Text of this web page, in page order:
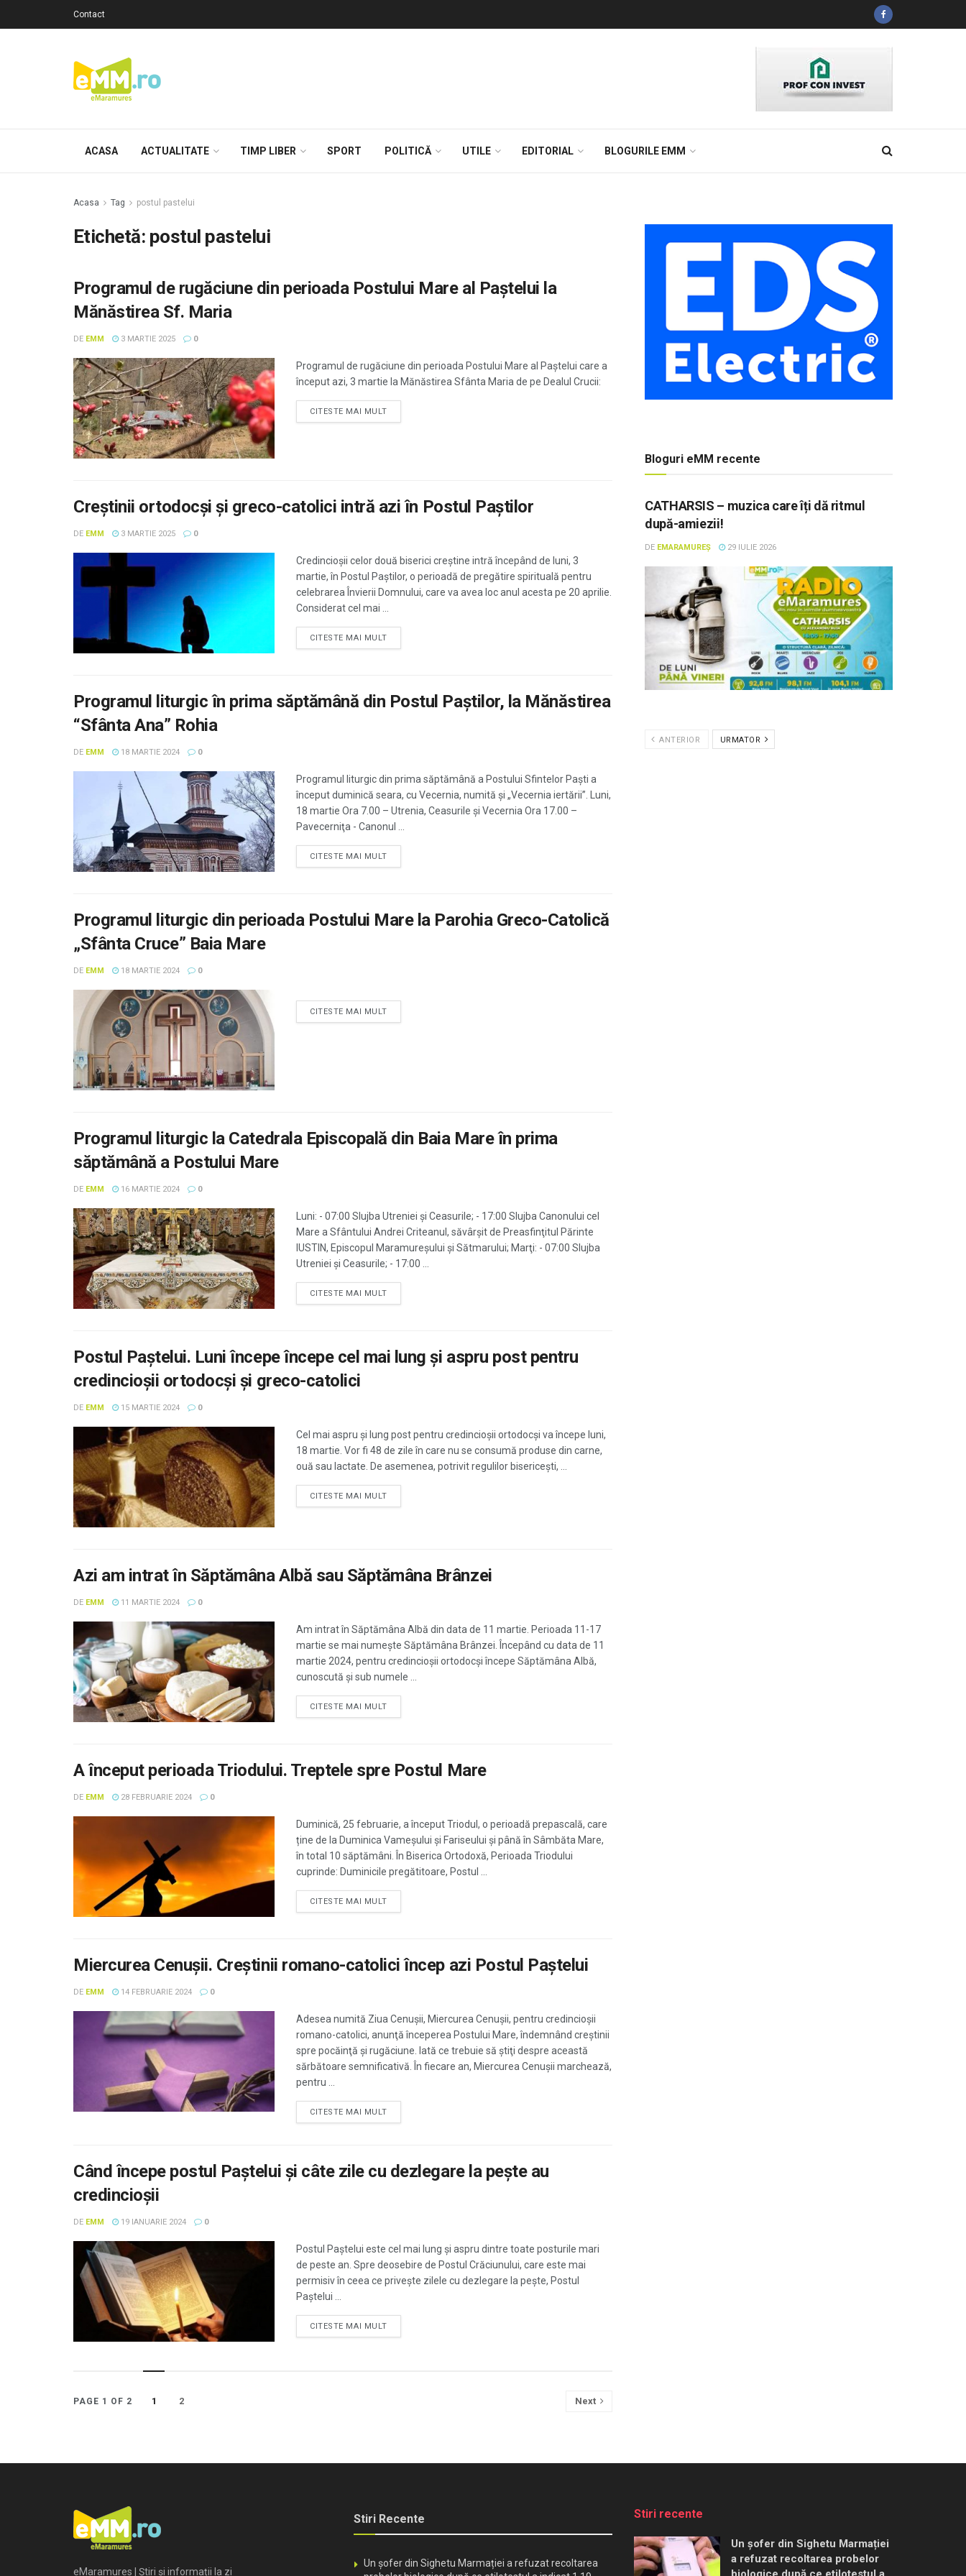
Contact
ACASA ACTUALITATE TIMP LIBER SPORT POLITICĂ UTILE EDITORIAL BLOGURILE EMM
Acasa Tag postul pastelui
Etichetă: postul pastelui
Programul de rugăciune din perioada Postului Mare al Paștelui la
Mănăstirea Sf. Maria
DE EMM 3 MARTIE 2025 0
Programul de rugăciune din perioada Postului Mare al Paștelui care a
început azi, 3 martie la Mănăstirea Sfânta Maria de pe Dealul Crucii:
CITESTE MAI MULT
Creştinii ortodocşi şi greco-catolici intră azi în Postul Paştilor
DE EMM 3 MARTIE 2025 0
Credincioșii celor două biserici creștine intră începând de luni, 3
martie, în Postul Paștilor, o perioadă de pregătire spirituală pentru
celebrarea Învierii Domnului, care va avea loc anul acesta pe 20 aprilie.
Considerat cel mai ...
CITESTE MAI MULT
Programul liturgic în prima săptămână din Postul Paştilor, la Mănăstirea
“Sfânta Ana” Rohia
DE EMM 18 MARTIE 2024 0
Programul liturgic din prima săptămână a Postului Sfintelor Paşti a
început duminică seara, cu Vecernia, numită şi „Vecernia iertării”. Luni,
18 martie Ora 7.00 – Utrenia, Ceasurile și Vecernia Ora 17.00 –
Pavecerniţa - Canonul ...
CITESTE MAI MULT
Programul liturgic din perioada Postului Mare la Parohia Greco-Catolică
„Sfânta Cruce” Baia Mare
DE EMM 18 MARTIE 2024 0
CITESTE MAI MULT
Programul liturgic la Catedrala Episcopală din Baia Mare în prima
săptămână a Postului Mare
DE EMM 16 MARTIE 2024 0
Luni: - 07:00 Slujba Utreniei şi Ceasurile; - 17:00 Slujba Canonului cel
Mare a Sfântului Andrei Criteanul, săvârşit de Preasfinţitul Părinte
IUSTIN, Episcopul Maramureșului și Sătmarului; Marţi: - 07:00 Slujba
Utreniei şi Ceasurile; - 17:00 ...
CITESTE MAI MULT
Postul Paștelui. Luni începe începe cel mai lung și aspru post pentru
credincioșii ortodocși şi greco-catolici
DE EMM 15 MARTIE 2024 0
Cel mai aspru și lung post pentru credincioșii ortodocși va începe luni,
18 martie. Vor fi 48 de zile în care nu se consumă produse din carne,
ouă sau lactate. De asemenea, potrivit regulilor bisericești, ...
CITESTE MAI MULT
Azi am intrat în Săptămâna Albă sau Săptămâna Brânzei
DE EMM 11 MARTIE 2024 0
Am intrat în Săptămâna Albă din data de 11 martie. Perioada 11-17
martie se mai numește Săptămâna Brânzei. Începând cu data de 11
martie 2024, pentru credincioșii ortodocși începe Săptămâna Albă,
cunoscută și sub numele ...
CITESTE MAI MULT
A început perioada Triodului. Treptele spre Postul Mare
DE EMM 28 FEBRUARIE 2024 0
Duminică, 25 februarie, a început Triodul, o perioadă prepascală, care
ține de la Duminica Vameșului și Fariseului și până în Sâmbăta Mare,
în total 10 săptămâni. În Biserica Ortodoxă, Perioada Triodului
cuprinde: Duminicile pregătitoare, Postul ...
CITESTE MAI MULT
Miercurea Cenușii. Creştinii romano-catolici încep azi Postul Paştelui
DE EMM 14 FEBRUARIE 2024 0
Adesea numită Ziua Cenușii, Miercurea Cenușii, pentru credincioșii
romano-catolici, anunţă începerea Postului Mare, îndemnând creştinii
spre pocăinţă şi rugăciune. Iată ce trebuie să ştiţi despre această
sărbătoare semnificativă. În fiecare an, Miercurea Cenușii marchează,
pentru ...
CITESTE MAI MULT
Când începe postul Paştelui şi câte zile cu dezlegare la peşte au
credincioşii
DE EMM 19 IANUARIE 2024 0
Postul Paştelui este cel mai lung şi aspru dintre toate posturile mari
de peste an. Spre deosebire de Postul Crăciunului, care este mai
permisiv în ceea ce priveşte zilele cu dezlegare la peşte, Postul
Paştelui ...
CITESTE MAI MULT
PAGE 1 OF 2 1 2 Next
Bloguri eMM recente
CATHARSIS – muzica care îți dă ritmul
după-amiezii!
DE EMARAMUREȘ 29 IULIE 2026
ANTERIOR URMATOR
eMaramures | Știri și informații la zi
Stiri Recente
Un șofer din Sighetu Marmației a refuzat recoltarea
Stiri recente
Un șofer din Sighetu Marmației
a refuzat recoltarea probelor